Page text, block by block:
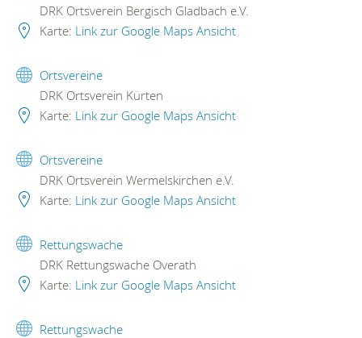
DRK Ortsverein Bergisch Gladbach e.V.
Karte: Link zur Google Maps Ansicht
Ortsvereine
DRK Ortsverein Kürten
Karte: Link zur Google Maps Ansicht
Ortsvereine
DRK Ortsverein Wermelskirchen e.V.
Karte: Link zur Google Maps Ansicht
Rettungswache
DRK Rettungswache Overath
Karte: Link zur Google Maps Ansicht
Rettungswache